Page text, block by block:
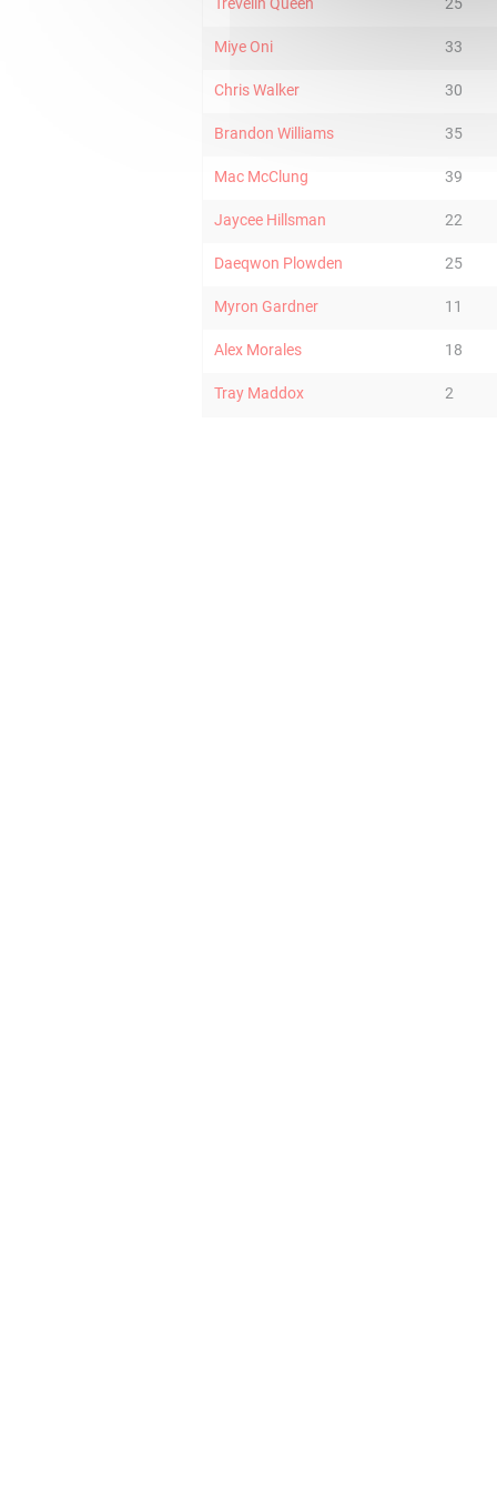
Miye Oni 33
Chris Walker 30
Brandon Williams 35
Mac McClung 39
Jaycee Hillsman 22
Daeqwon Plowden 25
Myron Gardner 11
Alex Morales 18
Tray Maddox 2